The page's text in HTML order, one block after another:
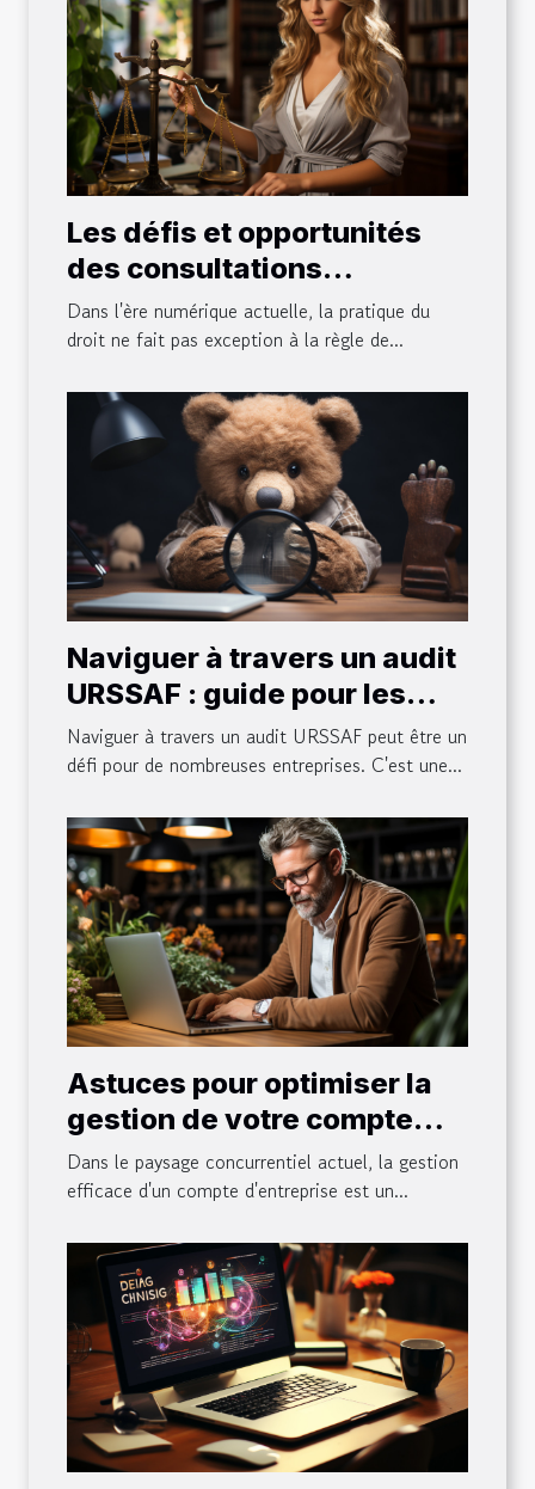
Les défis et opportunités
des consultations
juridiques virtuelles
Dans l'ère numérique actuelle, la pratique du
droit ne fait pas exception à la règle de...
Naviguer à travers un audit
URSSAF : guide pour les
entreprises
Naviguer à travers un audit URSSAF peut être un
défi pour de nombreuses entreprises. C'est une...
Astuces pour optimiser la
gestion de votre compte
entreprise
Dans le paysage concurrentiel actuel, la gestion
efficace d'un compte d'entreprise est un...